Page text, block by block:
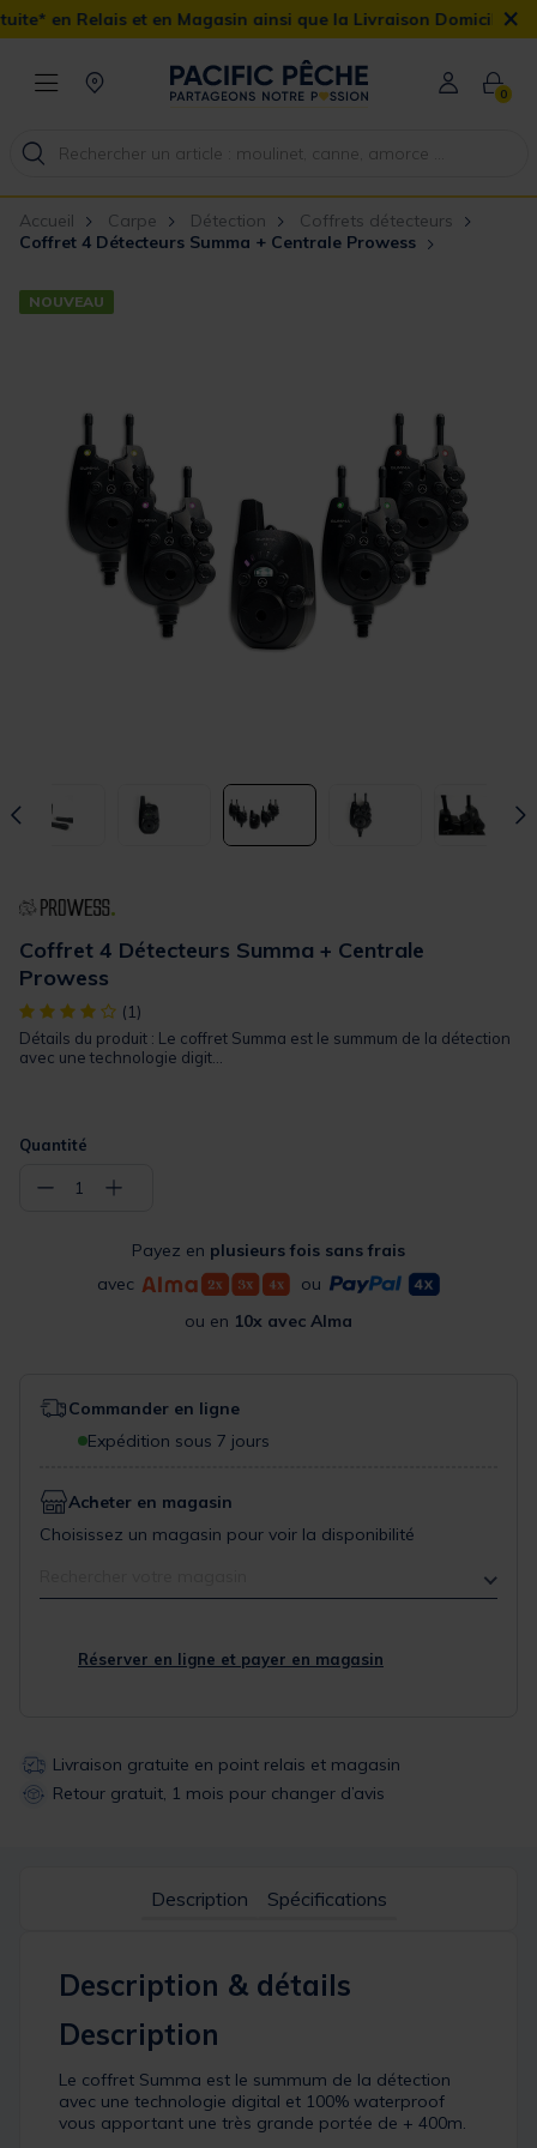
et en Magasin ainsi que la Livraison Domicile offerte dès 90€
×
0
Accueil Carpe Détection
Coffrets détecteurs
Coffret 4 Détecteurs Summa + Centrale Prowess
NOUVEAU
Coffret 4 Détecteurs Summa + Centrale
Prowess
[object Object] out of 5 Customer Rating
(1)
Détails du produit : Le coffret Summa est le summum de la détection
avec une technologie digit...
Quantité
− 1 +
Payez en plusieurs fois sans frais
avec
ou
ou en 10x avec Alma
Commander en ligne
Expédition sous 7 jours
Acheter en magasin
Choisissez un magasin pour voir la disponibilité
Réserver en ligne et payer en magasin
Livraison gratuite en point relais et magasin
Retour gratuit, 1 mois pour changer d’avis
Description Spécifications
Description & détails
Description
Le coffret Summa est le summum de la détection
avec une technologie digital et 100% waterproof
vous apportant une très grande portée de + 400m.